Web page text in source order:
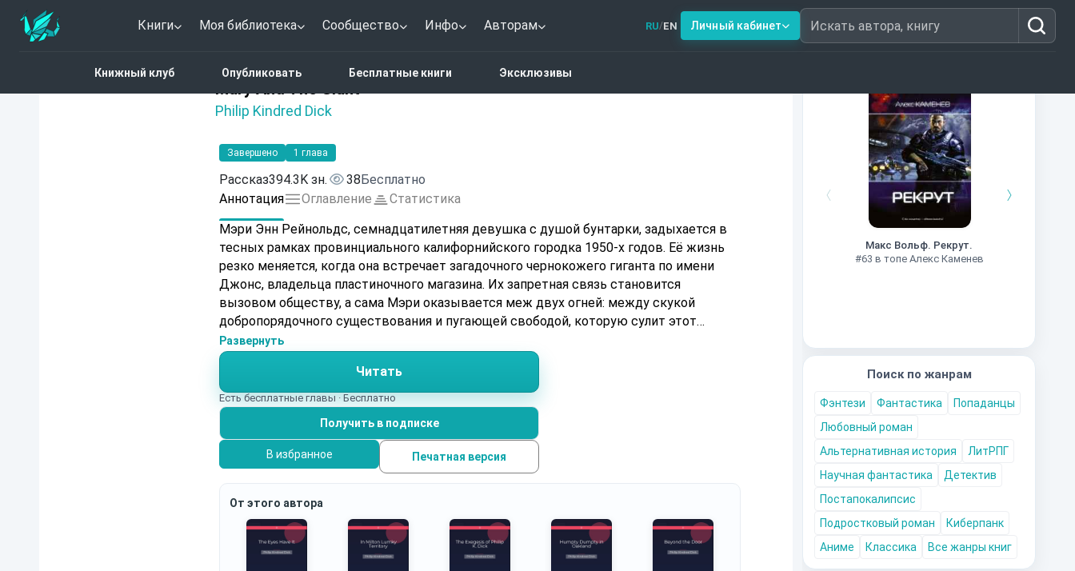
Книги Моя библиотека Сообщество Инфо Авторам RU/EN Личный кабинет Искать автора, книгу
Книжный клуб Опубликовать Бесплатные книги Эксклюзивы
Книги из топ-100
Макс Вольф. Рекрут.
#63 в топе Алекс Каменев
Поиск по жанрам
Фэнтези Фантастика
Попаданцы
Любовный роман
Альтернативная история
ЛитРПГ
Научная фантастика
Детектив
Постапокалипсис
Подростковый роман
Киберпанк
Аниме
Классика Все жанры книг
Mary And The Giant
Philip Kindred Dick
Нет оценок
Завершено 1 глава
Рассказ394.3K зн. 38Бесплатно
Аннотация
Оглавление
Статистика
Мэри Энн Рейнольдс, семнадцатилетняя девушка с душой бунтарки, задыхается в
тесных рамках провинциального калифорнийского городка 1950-х годов. Её жизнь
резко меняется, когда она встречает загадочного чернокожего гиганта по имени
Джонс, владельца пластиночного магазина. Их запретная связь становится
вызовом обществу, а сама Мэри оказывается меж двух огней: между скукой
добропорядочного существования и пугающей свободой, которую сулит этот
опасный союз. Сможет ли она вырваться из пут предрассудков, не потеряв себя?
Развернуть
Читать
Есть бесплатные главы · Бесплатно
Получить в подписке
В избранное Печатная версия
От этого автора